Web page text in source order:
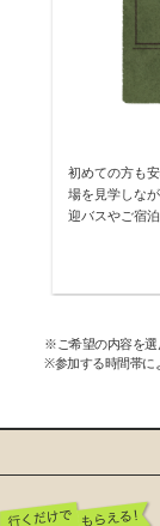
初めての方も
場を見学しな
迎バスやご宿
※ご希望の内容を選
※参加する時間帯に